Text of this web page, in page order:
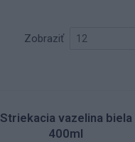
Zobraziť
Striekacia vazelina biela
400ml